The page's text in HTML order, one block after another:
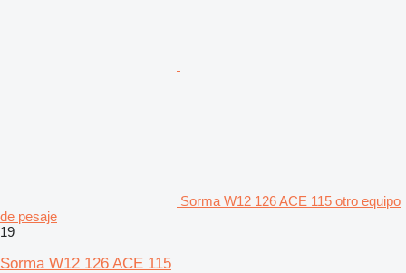
Sorma W12 126 ACE 115 otro equipo
de pesaje
19
Sorma W12 126 ACE 115